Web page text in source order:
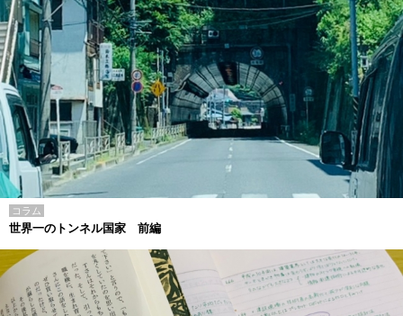
コラム
世界一のトンネル国家 前編